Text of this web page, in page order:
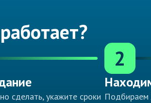
сделать, укажите сроки
2
Подбираем